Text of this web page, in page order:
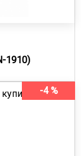
1910)
-4 %